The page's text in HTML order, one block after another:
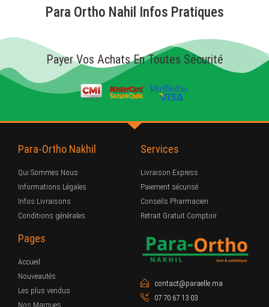
Para Ortho Nahil Infos Pratiques
Payer Vos Achats En Toutes Sécurité
Para-Ortho Nakhil
Qui Sommes Nous
Informations Légales
Infos Livraisons
Conditions générales
Services
Livraison Express
Paiement sécurisé
Conseils Pharmacien
Retrait Gratuit Comptoir
Pages
Accueil
Nouveautés
Les plus vendus
Nos Marques
contact@paraelle.ma
07 70 67 13 03